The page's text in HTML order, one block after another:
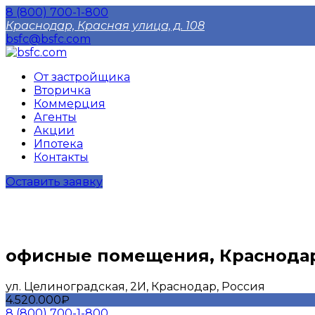
8 (800) 700-1-800
Краснодар, Красная улица, д. 108
bsfc@bsfc.com
От застройщика
Вторичка
Коммерция
Агенты
Акции
Ипотека
Контакты
Оставить заявку
офисные помещения,
ул. Целиноградская, 2И, Краснодар, Россия
4.520.000₽